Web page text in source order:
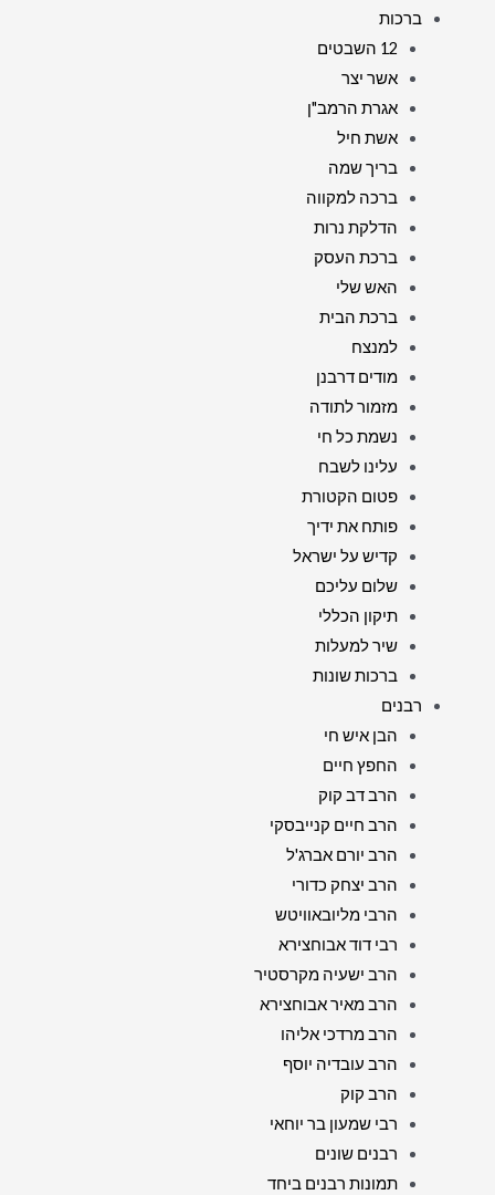
ברכות
12 השבטים
אשר יצר
אגרת הרמב"ן
אשת חיל
בריך שמה
ברכה למקווה
הדלקת נרות
ברכת העסק
האש שלי
ברכת הבית
למנצח
מודים דרבנן
מזמור לתודה
נשמת כל חי
עלינו לשבח
פטום הקטורת
פותח את ידיך
קדיש על ישראל
שלום עליכם
תיקון הכללי
שיר למעלות
ברכות שונות
רבנים
הבן איש חי
החפץ חיים
הרב דב קוק
הרב חיים קנייבסקי
הרב יורם אברג'ל
הרב יצחק כדורי
הרבי מליובאוויטש
רבי דוד אבוחצירא
הרב ישעיה מקרסטיר
הרב מאיר אבוחצירא
הרב מרדכי אליהו
הרב עובדיה יוסף
הרב קוק
רבי שמעון בר יוחאי
רבנים שונים
תמונות רבנים ביחד